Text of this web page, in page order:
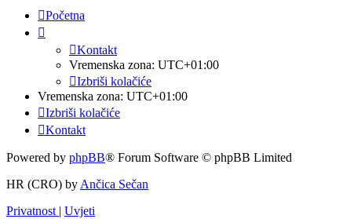
Početna
Kontakt
Vremenska zona: UTC+01:00
Izbriši kolačiće
Vremenska zona: UTC+01:00
Izbriši kolačiće
Kontakt
Powered by phpBB® Forum Software © phpBB Limited
HR (CRO) by Ančica Sečan
Privatnost | Uvjeti